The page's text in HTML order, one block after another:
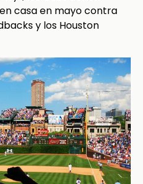
casa en mayo contra
y los Houston